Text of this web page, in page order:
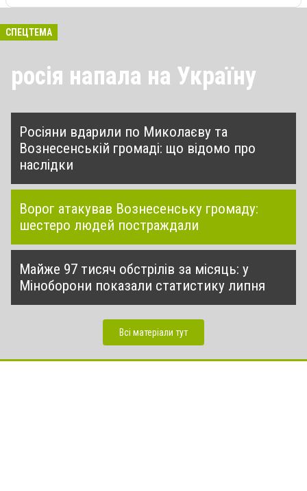
СПЕЦТЕМА
росія напала на Україну
Росіяни вдарили по Миколаєву та
Вознесенській громаді: що відомо про
наслідки
Ворог атакував Вознесенську громаду:
шестеро людей постраждали
Майже 97 тисяч обстрілів за місяць: у
Міноборони показали статистику липня
Всі матеріали тут